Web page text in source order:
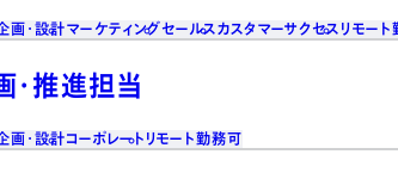
画・設計マーケティングセールスカスタマーサクセス リモー
・推進担当
画・設計コーポレート リモート勤務可